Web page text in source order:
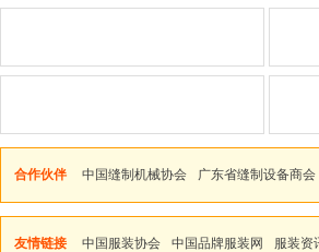
合作伙伴 中国缝制机械协会 广东省缝制设备商会
友情链接 中国服装协会 中国品牌服装网 服装资